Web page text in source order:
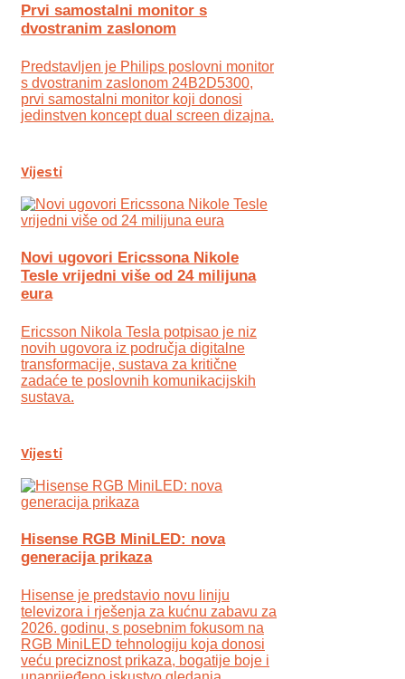
Prvi samostalni monitor s
dvostranim zaslonom
Predstavljen je Philips poslovni monitor
s dvostranim zaslonom 24B2D5300,
prvi samostalni monitor koji donosi
jedinstven koncept dual screen dizajna.
Vijesti
Novi ugovori Ericssona Nikole
Tesle vrijedni više od 24 milijuna
eura
Ericsson Nikola Tesla potpisao je niz
novih ugovora iz područja digitalne
transformacije, sustava za kritične
zadaće te poslovnih komunikacijskih
sustava.
Vijesti
Hisense RGB MiniLED: nova
generacija prikaza
Hisense je predstavio novu liniju
televizora i rješenja za kućnu zabavu za
2026. godinu, s posebnim fokusom na
RGB MiniLED tehnologiju koja donosi
veću preciznost prikaza, bogatije boje i